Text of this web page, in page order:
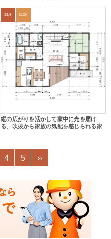
32坪 3LDK
縦の広がりを活かして家中に光を届け
る、吹抜から家族の気配を感じられる家
4 5 ››